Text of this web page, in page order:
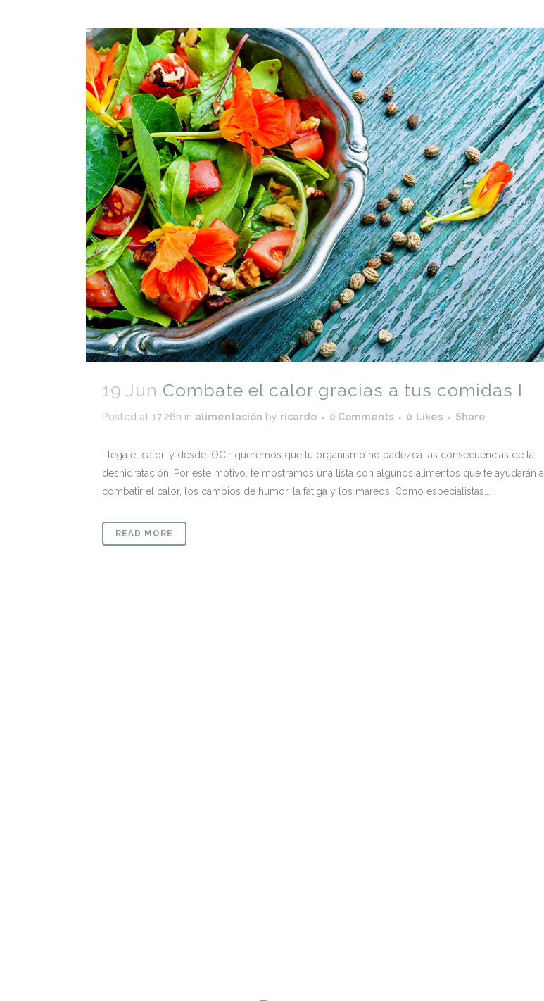
19 Jun Combate el calor gracias a tus comidas I
Posted at 17:26h in alimentación by ricardo 0 Comments 0 Likes Share
Llega el calor, y desde IOCir queremos que tu organismo no padezca las consecuencias de la
deshidratación. Por este motivo, te mostramos una lista con algunos alimentos que te ayudarán a
combatir el calor, los cambios de humor, la fatiga y los mareos. Como especialistas...
READ MORE